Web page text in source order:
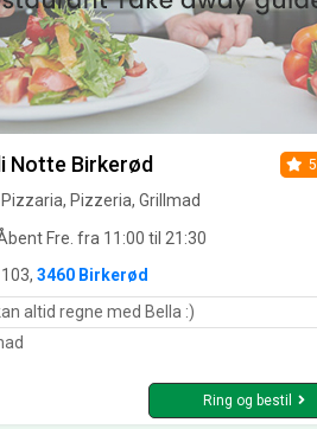
Notte Birkerød
Pizzaria, Pizzeria, Grillmad
Fre. fra 11:00 til 21:30
3460 Birkerød
altid regne med Bella :)
Ring og bestil